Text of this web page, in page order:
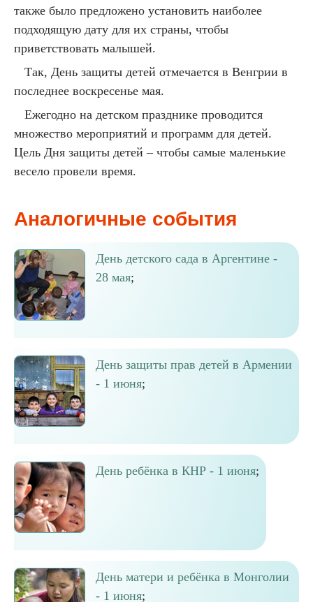
также было предложено установить наиболее
подходящую дату для их страны, чтобы
приветствовать малышей.
Так, День защиты детей отмечается в Венгрии в
последнее воскресенье мая.
Ежегодно на детском празднике проводится
множество мероприятий и программ для детей.
Цель Дня защиты детей – чтобы самые маленькие
весело провели время.
Аналогичные события
День детского сада в Аргентине -
28 мая;
День защиты прав детей в Армении
- 1 июня;
День ребёнка в КНР - 1 июня;
День матери и ребёнка в Монголии
- 1 июня;